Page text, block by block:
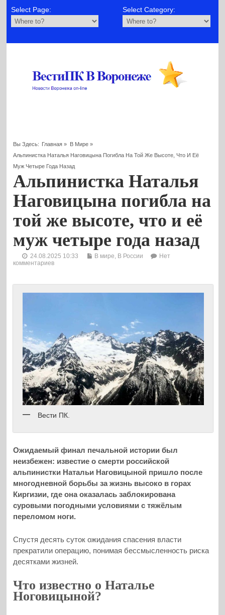
Select Page: Select Category:
Вы Здесь: Главная » В Мире»
Альпинистка Наталья Наговицына Погибла На Той Же Высоте, Что И Её
Муж Четыре Года Назад
Альпинистка Наталья
Наговицына погибла на
той же высоте, что и её
муж четыре года назад
24.08.2025 10:33 В мире В России
Нет
комментариев
Вести ПК.
Ожидаемый финал печальной истории был
неизбежен: известие о смерти российской
альпинистки Натальи Наговицыной пришло после
многодневной борьбы за жизнь высоко в горах
Киргизии, где она оказалась заблокирована
суровыми погодными условиями с тяжёлым
переломом ноги.
Спустя десять суток ожидания спасения власти
прекратили операцию, понимая бессмысленность риска
десятками жизней.
Что известно о Наталье
Ноговицыной?